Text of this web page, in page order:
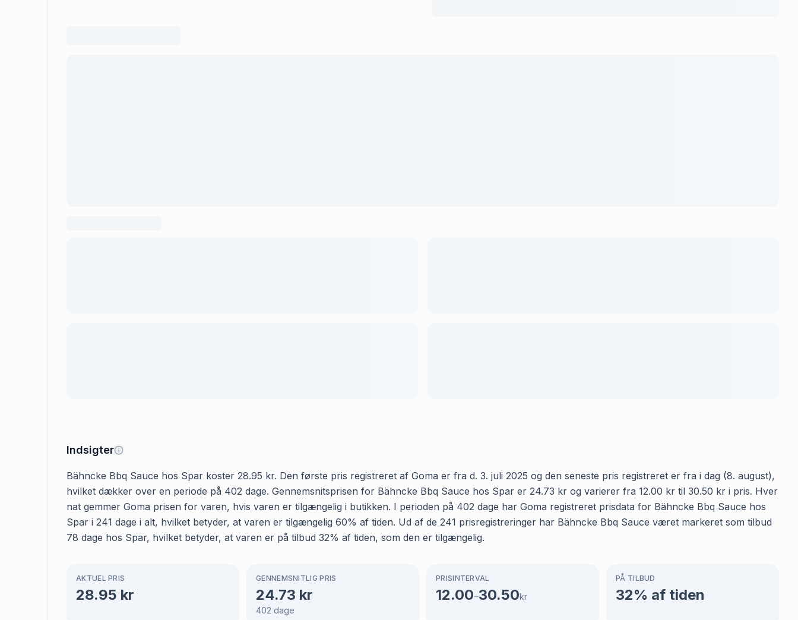
Indsigter
Bähncke Bbq Sauce hos Spar koster 28.95 kr. Den første pris registreret af Goma er fra d. 3. juli 2025 og den seneste pris registreret er fra i dag (8. august),
hvilket dækker over en periode på 402 dage. Gennemsnitsprisen for Bähncke Bbq Sauce hos Spar er 24.73 kr og varierer fra 12.00 kr til 30.50 kr i pris. Hver
nat gemmer Goma prisen for varen, hvis varen er tilgængelig i butikken. I perioden på 402 dage har Goma registreret prisdata for Bähncke Bbq Sauce hos
Spar i 241 dage i alt, hvilket betyder, at varen er tilgængelig 60% af tiden. Ud af de 241 prisregistreringer har Bähncke Bbq Sauce været markeret som tilbud
78 dage hos Spar, hvilket betyder, at varen er på tilbud 32% af tiden, som den er tilgængelig.
AKTUEL PRIS
28.95 kr
GENNEMSNITLIG PRIS
24.73 kr
402 dage
PRISINTERVAL
12.00–30.50kr
PÅ TILBUD
32% af tiden